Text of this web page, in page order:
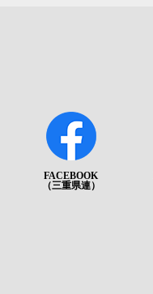
FACEBOOK
（三重県連）